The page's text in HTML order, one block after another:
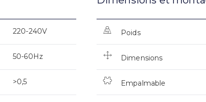
220-240V
50-60Hz
>0,5
Poids
Dimensions
Empalmable